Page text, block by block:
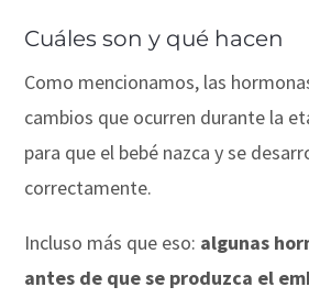
Cuáles son y qué hacen
Como mencionamos, las
cambios que ocurren durante la
para que el bebé nazca y se
correctamente.
Incluso más que eso: algunas
antes de que se produzca el